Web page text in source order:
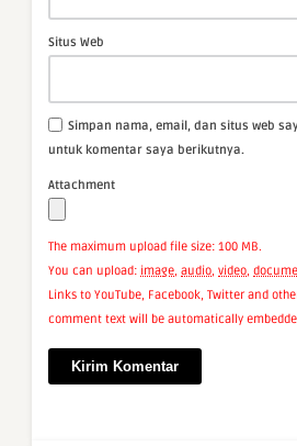
Situs Web
Simpan nama, email, dan situs web
untuk komentar saya berikutnya.
Attachment
The maximum upload file size: 100 MB.
You can upload: image audio video
Links to YouTube, Facebook, Twitter and
comment text will be automatically